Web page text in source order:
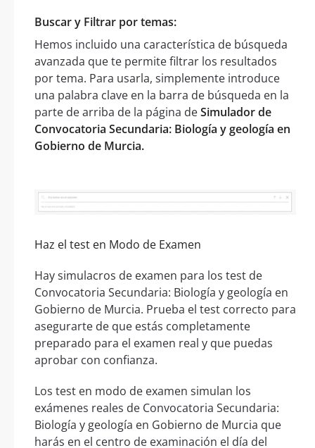
Buscar y Filtrar por temas:
Hemos incluido una característica de búsqueda
avanzada que te permite filtrar los resultados
por tema. Para usarla, simplemente introduce
una palabra clave en la barra de búsqueda en la
parte de arriba de la página deSimulador de
Convocatoria Secundaria: Biología y geología en
Gobierno de Murcia.
Haz el test en Modo de Examen
Hay simulacros de examen para los test de
Convocatoria Secundaria: Biología y geología en
Gobierno de Murcia. Prueba el test correcto para
asegurarte de que estás completamente
preparado para el examen real y que puedas
aprobar con confianza.
Los test en modo de examen simulan los
exámenes reales de Convocatoria Secundaria:
Biología y geología en Gobierno de Murcia que
harás en el centro de examinación el día del